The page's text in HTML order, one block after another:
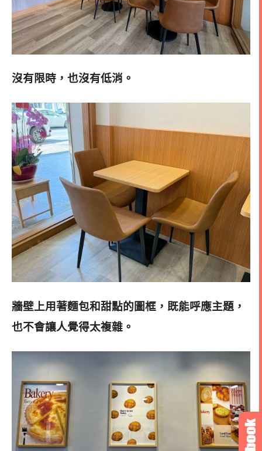
沒有限時，也沒有低消。
牆壁上用著麵包和甜點的圖框，既能呼應主題，
也不會讓人覺得太複雜 。